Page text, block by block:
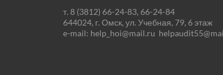
т. 8 (3812) 66-24-83, 66-24-84
644024, г. Омск, ул. Учебная, 79, 6 этаж
e-mail: help_hoi@mail.ru